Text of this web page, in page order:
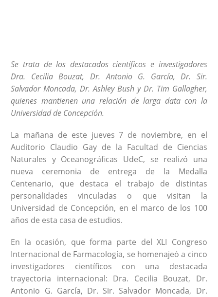
Se trata de los destacados científicos e investigadores
Dra. Cecilia Bouzat, Dr. Antonio G. García, Dr. Sir.
Salvador Moncada,Dr. Ashley Bush y Dr. Tim Gallagher,
quienes mantienen una relación de larga data con la
Universidad de Concepción.
La mañana de este jueves 7 de noviembre, en el
Auditorio Claudio Gay de la Facultad de Ciencias
Naturales y Oceanográficas UdeC, se realizó una
nueva ceremonia de entrega de la Medalla
Centenario, que destaca el trabajo de distintas
personalidades vinculadas o que visitan la
Universidad de Concepción, en el marco de los 100
años de esta casa de estudios.
En la ocasión, que forma parte del XLI Congreso
Internacional de Farmacología, se homenajeó a cinco
investigadores científicos con una destacada
trayectoria internacional: Dra. Cecilia Bouzat, Dr.
Antonio G. García, Dr. Sir. Salvador Moncada, Dr.